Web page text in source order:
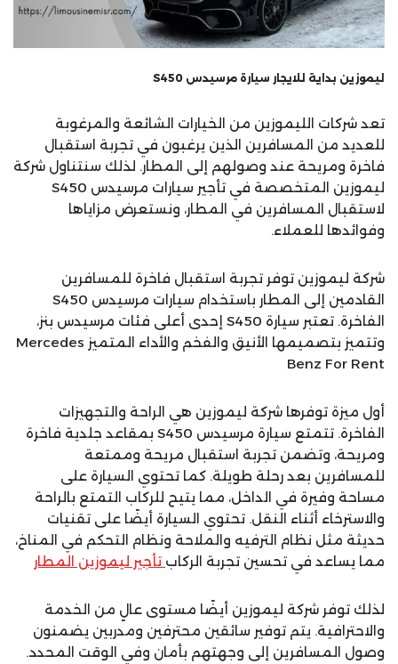
ليموزين بداية للايجار سيارة مرسيدس S450
تعد شركات الليموزين من الخيارات الشائعة والمرغوبة
للعديد من المسافرين الذين يرغبون في تجربة استقبال
فاخرة ومريحة عند وصولهم إلى المطار. لذلك سنتناول شركة
ليموزين المتخصصة في تأجير سيارات مرسيدس S450
لاستقبال المسافرين في المطار، ونستعرض مزاياها
وفوائدها للعملاء.
شركة ليموزين توفر تجربة استقبال فاخرة للمسافرين
القادمين إلى المطار باستخدام سيارات مرسيدس S450
الفاخرة. تعتبر سيارة S450 إحدى أعلى فئات مرسيدس بنز،
وتتميز بتصميمها الأنيق والفخم والأداء المتميز Mercedes
Benz For Rent
أول ميزة توفرها شركة ليموزين هي الراحة والتجهيزات
الفاخرة. تتمتع سيارة مرسيدس S450 بمقاعد جلدية فاخرة
ومريحة، وتضمن تجربة استقبال مريحة وممتعة
للمسافرين بعد رحلة طويلة. كما تحتوي السيارة على
مساحة وفيرة في الداخل، مما يتيح للركاب التمتع بالراحة
والاسترخاء أثناء النقل. تحتوي السيارة أيضًا على تقنيات
حديثة مثل نظام الترفيه والملاحة ونظام التحكم في المناخ،
مما يساعد في تحسين تجربة الركاب تأجير ليموزين المطار
لذلك توفر شركة ليموزين أيضًا مستوى عالٍ من الخدمة
والاحترافية. يتم توفير سائقين محترفين ومدربين يضمنون
وصول المسافرين إلى وجهتهم بأمان وفي الوقت المحدد.